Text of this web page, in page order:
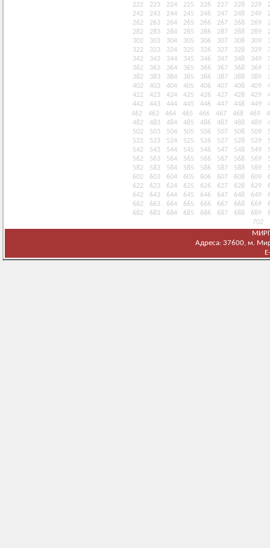
222
223 224 225 226 227 228 229
242
243 244 245 246 247 248 249
262
263 264 265 266 267 268 269
282
283 284 285 286 287 288 289
302
303 304 305 306 307 308 309
322
323 324 325 326 327 328 329
342
343 344 345 346 347 348 349
362
363 364 365 366 367 368 369
382
383 384 385 386 387 388 389
402
403 404 405 406 407 408 409
422
423 424 425 426 427 428 429
442
443 444 445 446 447 448 449
462
463 464 465 466 467 468 469
482
483 484 485 486 487 488 489
502
503 504 505 506 507 508 509
522
523 524 525 526 527 528 529
542
543 544 545 546 547 548 549
562
563 564 565 566 567 568 569
582
583 584 585 586 587 588 589
602
603 604 605 606 607 608 609
622
623 624 625 626 627 628 629
642
643 644 645 646 647 648 649
662
663 664 665 666 667 668 669
682
683 684 685 686 687 688 689
702
Адреса: 37600, м.